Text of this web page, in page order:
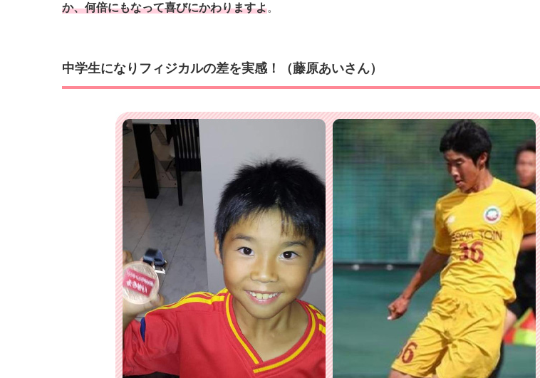
か、何倍にもなって喜びにかわりますよ。
中学生になりフィジカルの差を実感！（藤原あいさん）